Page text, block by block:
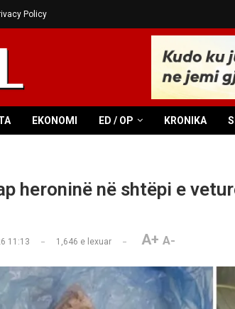
Policy
EKONOMI ED / OP KRONIKA
heroninë në shtëpi e
11:13 1,646 e lexuar A+ A-